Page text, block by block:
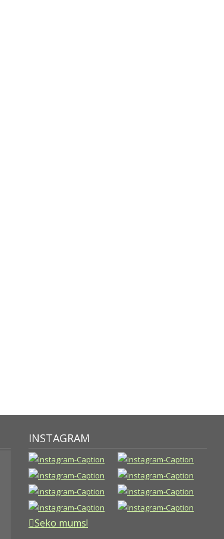
INSTAGRAM
Seko mums!